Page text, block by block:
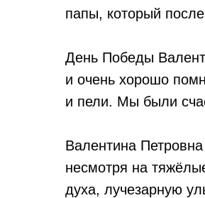
папы, который
День Победы
и очень хорошо
и пели. Мы были
Валентина
несмотря на
духа, лучезарную